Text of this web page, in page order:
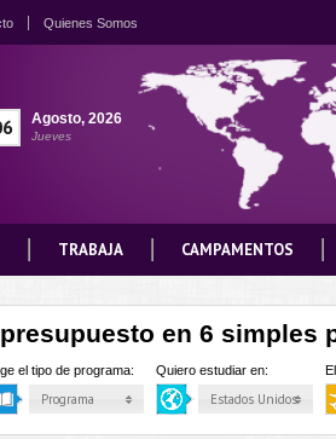
Quienes Somos
Agosto, 2026
Jueves
TRABAJA CAMPAMENTOS
en 6 simples
el tipo de programa:
Programa
Quiero estudiar en:
Estados Unidos